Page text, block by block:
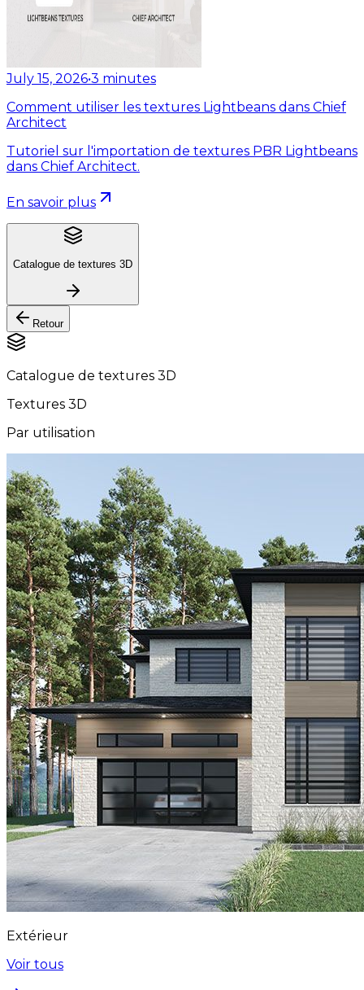
July 15, 2026•3 minutes
Comment utiliser les textures Lightbeans dans Chief
Architect
Tutoriel sur l'importation de textures PBR Lightbeans
dans Chief Architect.
En savoir plus
Catalogue de textures 3D
Retour
Catalogue de textures 3D
Textures 3D
Par utilisation
Extérieur
Voir tous